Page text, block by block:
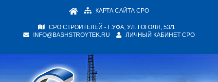
КАРТА САЙТА СРО
СРО СТРОИТЕЛЕЙ - Г.УФА, УЛ. ГОГОЛЯ, 53/1
INFO@BASHSTROYTEK.RU
ЛИЧНЫЙ КАБИНЕТ СРО